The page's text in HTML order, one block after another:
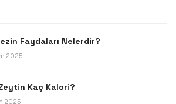
Faydaları Nelerdir?
2025
Kaç Kalori?
2025